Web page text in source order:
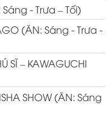
- Trưa – Tối)
(ĂN: Sáng - Trưa -
SĨ – KAWAGUCHI
SHOW (ĂN: Sáng